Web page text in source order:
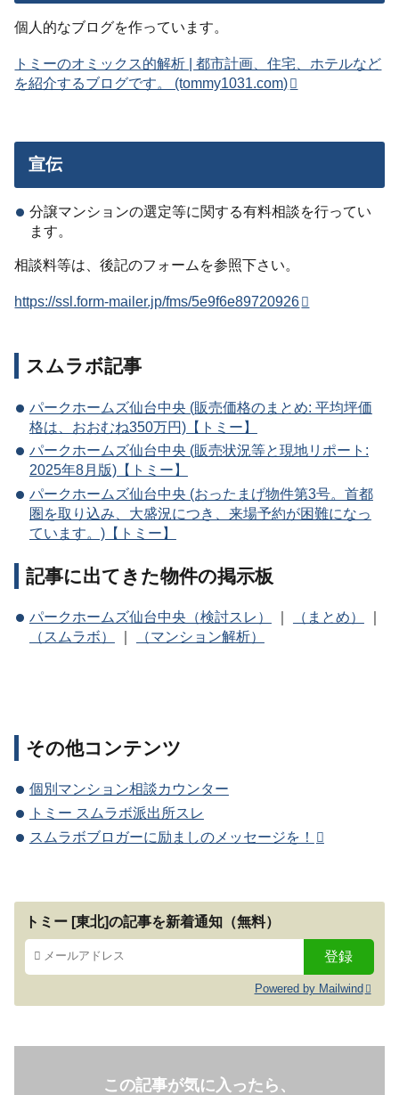
個人的なブログを作っています。
トミーのオミックス的解析 | 都市計画、住宅、ホテルなど
を紹介するブログです。 (tommy1031.com)
宣伝
分譲マンションの選定等に関する有料相談を行ってい
ます。
相談料等は、後記のフォームを参照下さい。
https://ssl.form-mailer.jp/fms/5e9f6e89720926
スムラボ記事
パークホームズ仙台中央 (販売価格のまとめ: 平均坪価
格は、おおむね350万円)【トミー】
パークホームズ仙台中央 (販売状況等と現地リポート:
2025年8月版)【トミー】
パークホームズ仙台中央 (おったまげ物件第3号。首都
圏を取り込み、大盛況につき、来場予約が困難になっ
ています。)【トミー】
記事に出てきた物件の掲示板
パークホームズ仙台中央（検討スレ） ｜ （まとめ）
｜
（スムラボ）
｜ （マンション解析）
その他コンテンツ
個別マンション相談カウンター
トミー スムラボ派出所スレ
スムラボブロガーに励ましのメッセージを！
トミー [東北]の記事を新着通知（無料）
Powered by Mailwind
この記事が気に入ったら、